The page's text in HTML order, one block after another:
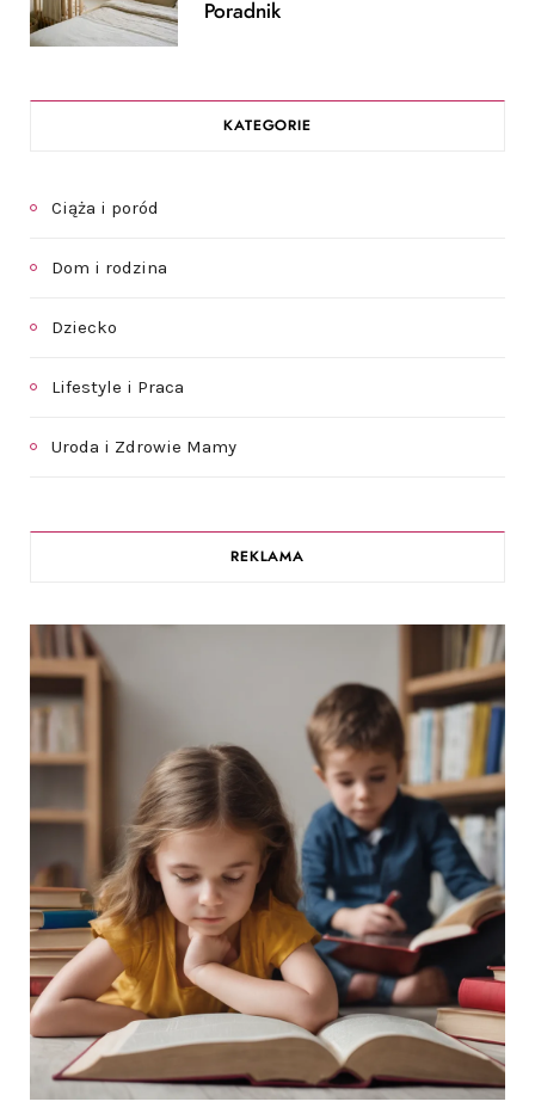
Poradnik
KATEGORIE
Ciąża i poród
Dom i rodzina
Dziecko
Lifestyle i Praca
Uroda i Zdrowie Mamy
REKLAMA